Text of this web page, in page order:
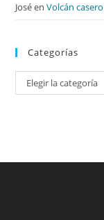
JoséenVolcán
Categorías
Categorías
Elegir la categoría